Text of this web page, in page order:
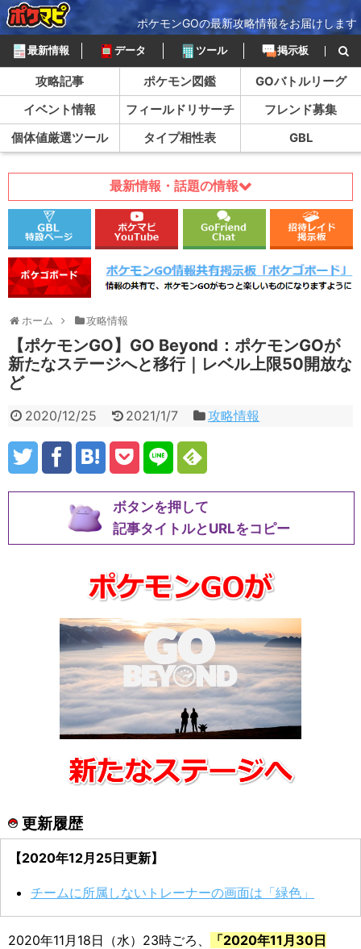
ポケモンGOの最新攻略情報をお届けします
最新情報 データ ツール 掲示板
攻略記事 ポケモン図鑑
GOバトルリーグ
イベント情報
フィールドリサーチ
フレンド募集
個体値厳選ツール
タイプ相性表 GBL
最新情報・話題の情報
ホーム 攻略情報
【ポケモンGO】GO Beyond：ポケモンGOが
新たなステージへと移行｜レベル上限50開放な
ど
2020/12/25 2021/1/7 攻略情報
ボタンを押して
記事タイトルとURLをコピー
更新履歴
【2020年12月25日更新】
チームに所属しないトレーナーの画面は「緑色」
2020年11月18日（水）23時ごろ、
「2020年11月30日